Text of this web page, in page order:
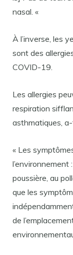
nasal. «
À l’inverse, les
sont des
COVID-19.
Les allergies
respiration
asthmatiques,
« Les
l’environnement
poussière, au
que les
de